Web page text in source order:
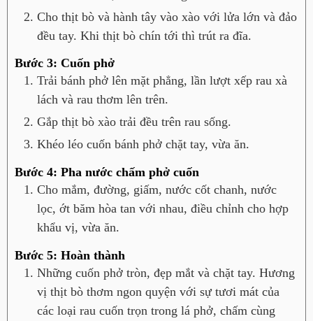
Cho thịt bò và hành tây vào xào với lửa lớn và đảo
đều tay. Khi thịt bò chín tới thì trút ra đĩa.
Bước 3: Cuốn phở
Trải bánh phở lên mặt phẳng, lần lượt xếp rau xà
lách và rau thơm lên trên.
Gắp thịt bò xào trải đều trên rau sống.
Khéo léo cuốn bánh phở chặt tay, vừa ăn.
Bước 4: Pha nước chấm phở cuốn
Cho mắm, đường, giấm, nước cốt chanh, nước
lọc, ớt băm hòa tan với nhau, điều chỉnh cho hợp
khẩu vị, vừa ăn.
Bước 5: Hoàn thành
Những cuốn phở tròn, đẹp mắt và chặt tay. Hương
vị thịt bò thơm ngon quyện với sự tươi mát của
các loại rau cuốn trọn trong lá phở, chấm cùng